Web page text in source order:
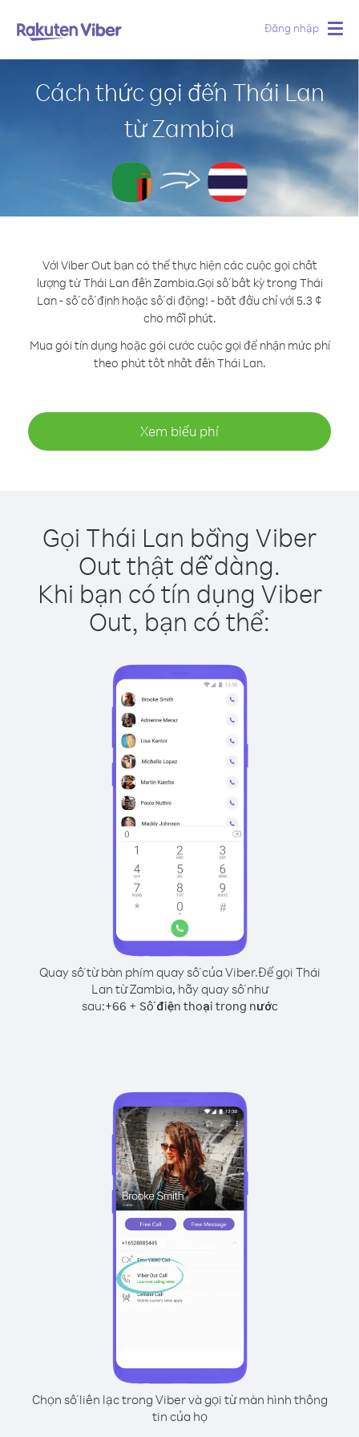
Đăng nhập
Cách thức gọi đến Thái Lan
từ Zambia
Với Viber Out bạn có thể thực hiện các cuộc gọi chất
lượng từ Thái Lan đến Zambia.Gọi số bất kỳ trong Thái
Lan - số cố định hoặc số di động! - bắt đầu chỉ với 5.3 ¢
cho mỗi phút.
Mua gói tín dụng hoặc gói cước cuộc gọi để nhận mức phí
theo phút tốt nhất đến Thái Lan.
Xem biểu phí
Gọi Thái Lan bằng Viber
Out thật dễ dàng.
Khi bạn có tín dụng Viber
Out, bạn có thể:
Quay số từ bàn phím quay số của Viber.Để gọi Thái
Lan từ Zambia, hãy quay số như
sau:+66 + Số điện thoại trong nước
Chọn số liên lạc trong Viber và gọi từ màn hình thông
tin của họ